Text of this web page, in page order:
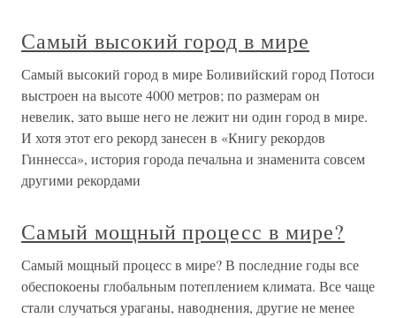
Самый высокий город в мире
Самый высокий город в мире Боливийский город Потоси
выстроен на высоте 4000 метров; по размерам он
невелик, зато выше него не лежит ни один город в мире.
И хотя этот его рекорд занесен в «Книгу рекордов
Гиннесса», история города печальна и знаменита совсем
другими рекордами
Самый мощный процесс в мире?
Самый мощный процесс в мире? В последние годы все
обеспокоены глобальным потеплением климата. Все чаще
стали случаться ураганы, наводнения, другие не менее